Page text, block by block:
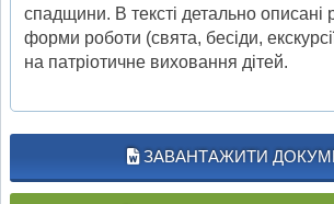
спадщини. В тексті детально описані
форми роботи (свята, бесіди,
на патріотичне виховання дітей.
ЗАВАНТАЖИТИ